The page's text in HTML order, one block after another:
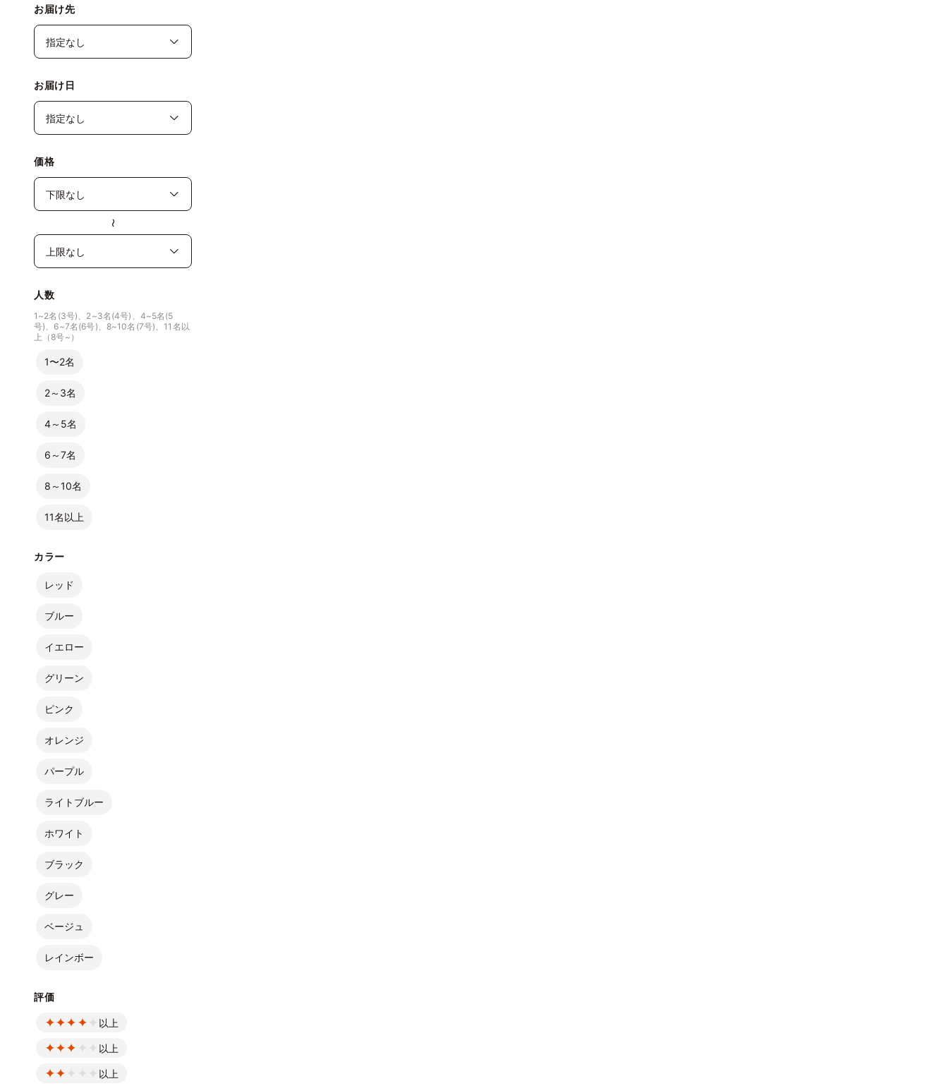
お届け先
お届け日
価格
〜
人数
1~2名(3号)、2~3名(4号)、4~5名(5
号)、6~7名(6号)、8~10名(7号)、11名以
上（8号~）
1〜2名
2～3名
4～5名
6～7名
8～10名
11名以上
カラー
レッド
ブルー
イエロー
グリーン
ピンク
オレンジ
パープル
ライトブルー
ホワイト
ブラック
グレー
ベージュ
レインボー
評価
以上
以上
以上